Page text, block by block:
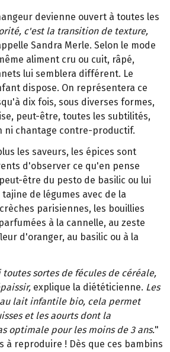
devienne ouvert à toutes les
c'est la transition de texture,
Sandra Merle. Selon le mode
aliment cru ou cuit, râpé,
lui semblera différent. Le
dispose. On représentera ce
dix fois, sous diverses formes,
peut-être, toutes les subtilités,
ni chantage contre-productif.
les saveurs, les épices sont
d'observer ce qu'en pense
être du pesto de basilic ou lui
de légumes avec de la
parisiennes, les bouillies
à la cannelle, au zeste
d'oranger, au basilic ou à la
toutes sortes de fécules de céréale,
explique la diététicienne. Les
lait infantile bio, cela permet
et les aourts dont la
optimale pour les moins de 3 ans."
à reproduire ! Dès que ces bambins